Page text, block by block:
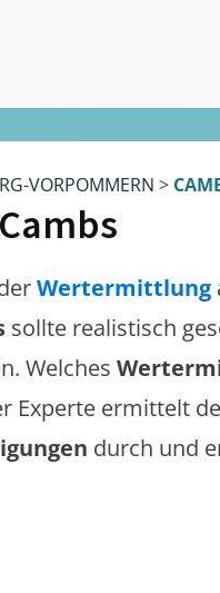
VORPOMMERN >
Cambs
Wertermittlung
sollte realistisch
Welches
Experte ermittelt
durch und